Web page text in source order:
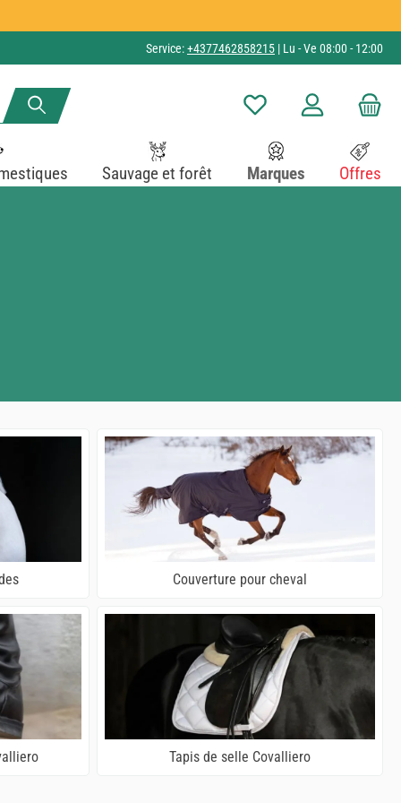
Service:+4377462858215 | Lu - Ve 08:00 - 12:00
Vous avez 0 articles dans
Sauvage et forêt Marques Offres
Couverture pour cheval
Tapis de selle Covalliero